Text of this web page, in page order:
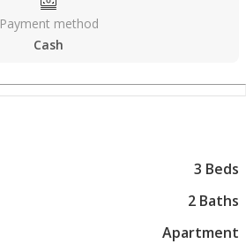
Payment method
Cash
3 Beds
2 Baths
Apartment